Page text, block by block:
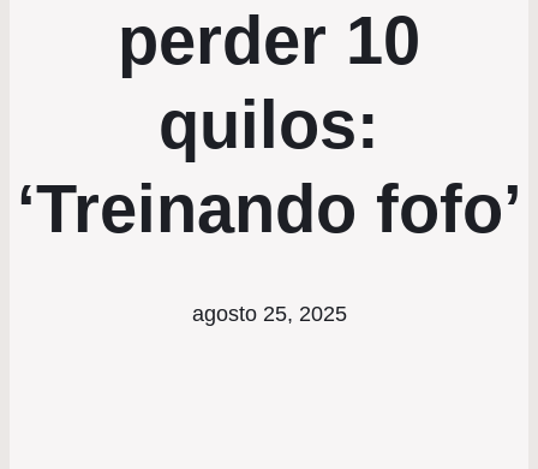
perder 10
quilos:
‘Treinando fofo’
agosto 25, 2025